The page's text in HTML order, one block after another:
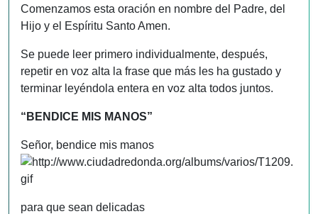
Comenzamos esta oración en nombre del Padre, del
Hijo y el Espíritu Santo Amen.
Se puede leer primero individualmente, después,
repetir en voz alta la frase que más les ha gustado y
terminar leyéndola entera en voz alta todos juntos.
“BENDICE MIS MANOS”
Señor, bendice mis manos
para que sean delicadas